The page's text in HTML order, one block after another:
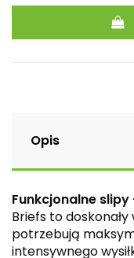
Opis
Funkcjonalne
Briefs to
potrzebują
intensywnego